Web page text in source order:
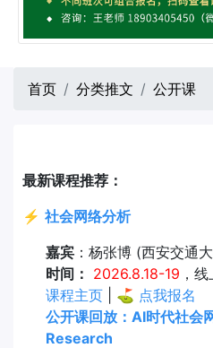
首页 分类推文 公开课
最新课程推荐：
⚡ 社会网络分析
嘉宾：杨张博 (西安交通
时间： 2026.8.18-19 ，
课程主页| ⛳ 点我报名
公开课回放：AI时代社会
Research